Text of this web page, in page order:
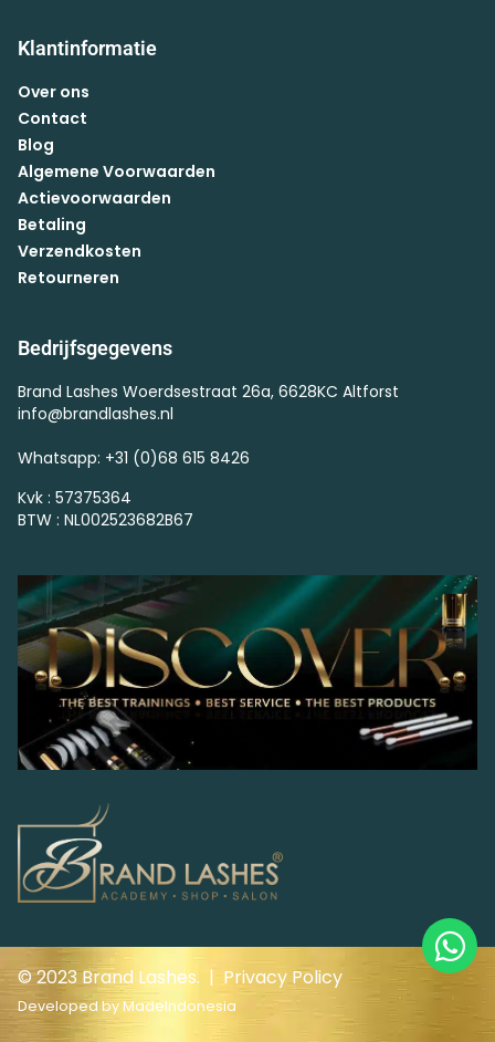
Klantinformatie
Over ons
Contact
Blog
Algemene Voorwaarden
Actievoorwaarden
Betaling
Verzendkosten
Retourneren
Bedrijfsgegevens
Brand Lashes Woerdsestraat 26a, 6628KC Altforst
info@brandlashes.nl
Whatsapp: +31 (0)68 615 8426
Kvk : 57375364
BTW : NL002523682B67
© 2023 Brand Lashes. | Privacy Policy
Developed byMadeIndonesia